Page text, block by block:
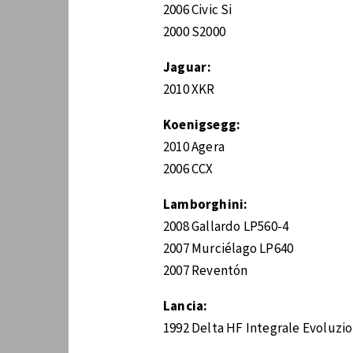
2006 Civic Si
2000 S2000
Jaguar:
2010 XKR
Koenigsegg:
2010 Agera
2006 CCX
Lamborghini:
2008 Gallardo LP560-4
2007 Murciélago LP640
2007 Reventón
Lancia:
1992 Delta HF Integrale